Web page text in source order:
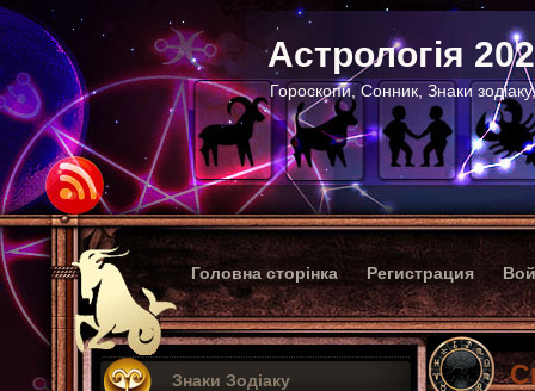
Астрологія
Гороскопи, Сонник, Знаки
Головна сторінка Регистрация
Знаки Зодіаку